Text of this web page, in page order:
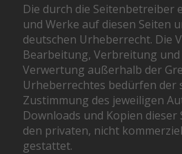
Die durch die Seitenbetreiber
und Werke auf diesen Seiten
deutschen Urheberrecht. Die
Bearbeitung, Verbreitung
Verwertung außerhalb der
Urheberrechtes bedürfen der
Zustimmung des jeweiligen
Downloads und Kopien
den privaten, nicht
gestattet.